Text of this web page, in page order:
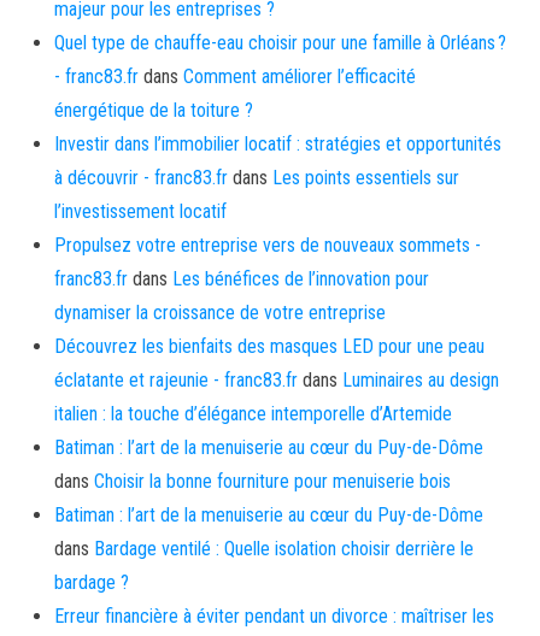
majeur pour les entreprises ?
Quel type de chauffe-eau choisir pour une famille à Orléans ?
- franc83.fr dans Comment améliorer l’efficacité
énergétique de la toiture ?
Investir dans l’immobilier locatif : stratégies et opportunités
à découvrir - franc83.fr dans Les points essentiels sur
l’investissement locatif
Propulsez votre entreprise vers de nouveaux sommets -
franc83.fr dans Les bénéfices de l’innovation pour
dynamiser la croissance de votre entreprise
Découvrez les bienfaits des masques LED pour une peau
éclatante et rajeunie - franc83.fr dans Luminaires au design
italien : la touche d’élégance intemporelle d’Artemide
Batiman : l’art de la menuiserie au cœur du Puy-de-Dôme
dans Choisir la bonne fourniture pour menuiserie bois
Batiman : l’art de la menuiserie au cœur du Puy-de-Dôme
dans Bardage ventilé : Quelle isolation choisir derrière le
bardage ?
Erreur financière à éviter pendant un divorce : maîtriser les